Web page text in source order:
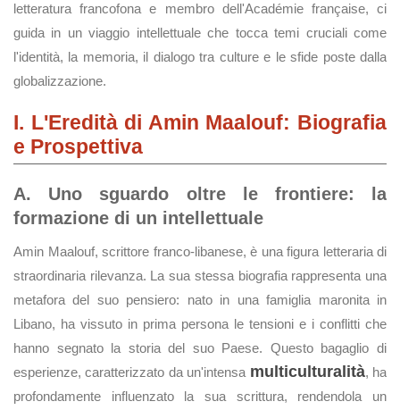
letteratura francofona e membro dell'Académie française, ci
guida in un viaggio intellettuale che tocca temi cruciali come
l'identità, la memoria, il dialogo tra culture e le sfide poste dalla
globalizzazione.
I. L'Eredità di Amin Maalouf: Biografia
e Prospettiva
A. Uno sguardo oltre le frontiere: la
formazione di un intellettuale
Amin Maalouf, scrittore franco-libanese, è una figura letteraria di
straordinaria rilevanza. La sua stessa biografia rappresenta una
metafora del suo pensiero: nato in una famiglia maronita in
Libano, ha vissuto in prima persona le tensioni e i conflitti che
hanno segnato la storia del suo Paese. Questo bagaglio di
esperienze, caratterizzato da un'intensa multiculturalità, ha
profondamente influenzato la sua scrittura, rendendola un